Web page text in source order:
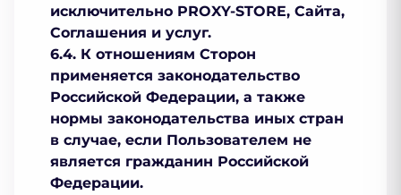
исключительно PROXY-STORE, Сайта,
Соглашения и услуг.
6.4. К отношениям Сторон
применяется законодательство
Российской Федерации, а также
нормы законодательства иных стран
в случае, если Пользователем не
является гражданин Российской
Федерации.